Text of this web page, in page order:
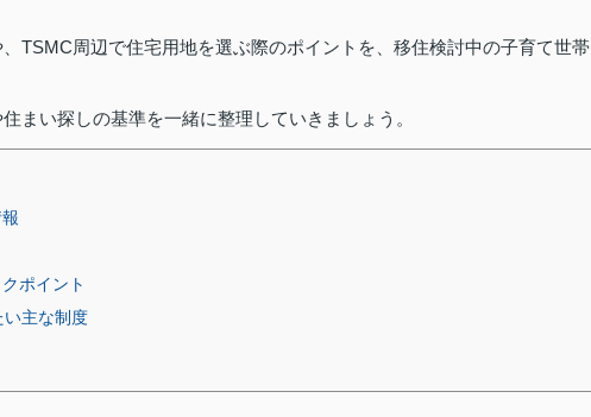
TSMC周辺で住宅用地を選ぶ際のポイントを、移住検討中の子育て世帯
まい探しの基準を一緒に整理していきましょう。
ポイント
い主な制度